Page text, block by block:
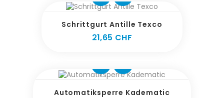
Schrittgurt Antille Texco
21,65 CHF
Automatiksperre Kadematic